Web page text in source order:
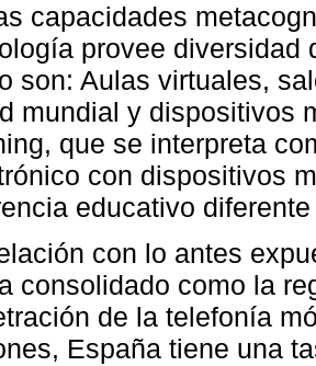
capacidades
provee diversidad
son: Aulas virtuales,
mundial y dispositivos
que se interpreta
con dispositivos
educativo
con lo antes
consolidado como la
de la telefonía
España tiene una